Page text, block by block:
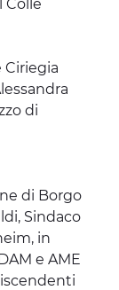
Colle
Ciriegia
di
di Borgo
Sindaco
in
e AME